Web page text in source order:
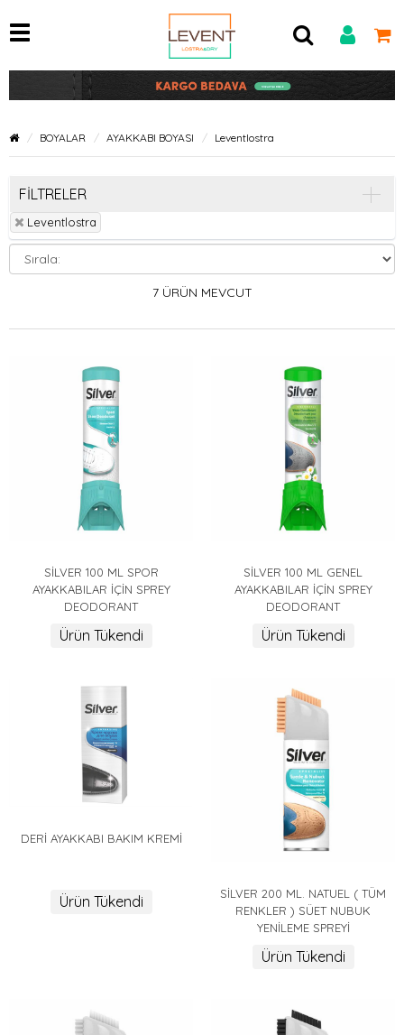
Kategoriler
BOYALAR AYAKKABI BOYASI Leventlostra
FİLTRELER
Leventlostra
7 ÜRÜN MEVCUT
SİLVER 100 ML SPOR
AYAKKABILAR İÇİN SPREY
DEODORANT
Ürün Tükendi
SİLVER 100 ML GENEL
AYAKKABILAR İÇİN SPREY
DEODORANT
Ürün Tükendi
DERİ AYAKKABI BAKIM KREMİ
Ürün Tükendi
SİLVER 200 ML. NATUEL ( TÜM
RENKLER ) SÜET NUBUK
YENİLEME SPREYİ
Ürün Tükendi